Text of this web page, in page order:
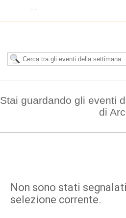
Stai guardando gli eventi
di
Non sono stati
selezione corrente.